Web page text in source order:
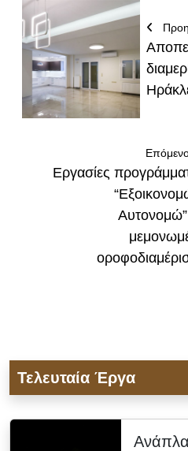
Εργασίες
Τελευταία Έργα